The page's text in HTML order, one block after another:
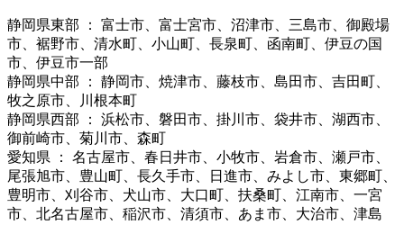
静岡県東部 ： 富士市、富士宮市、沼津市、三島市、御殿場
市、裾野市、清水町、小山町、長泉町、函南町、伊豆の国
市、伊豆市一部
静岡県中部 ： 静岡市、焼津市、藤枝市、島田市、吉田町、
牧之原市、川根本町
静岡県西部 ： 浜松市、磐田市、掛川市、袋井市、湖西市、
御前崎市、菊川市、森町
愛知県 ： 名古屋市、春日井市、小牧市、岩倉市、瀬戸市、
尾張旭市、豊山町、長久手市、日進市、みよし市、東郷町、
豊明市、刈谷市、犬山市、大口町、扶桑町、江南市、一宮
市、北名古屋市、稲沢市、清須市、あま市、大治市、津島